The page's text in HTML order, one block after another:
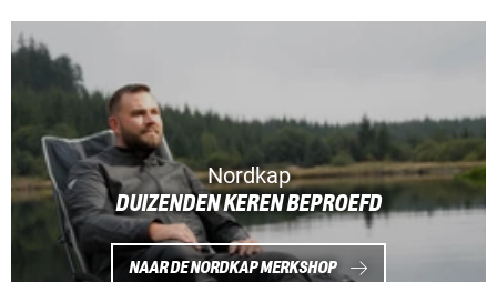
Nordkap
DUIZENDEN KEREN BEPROEFD
NAAR DE NORDKAP MERKSHOP